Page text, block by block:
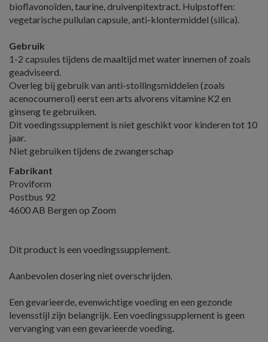
bioflavonoïden, taurine, druivenpitextract. Hulpstoffen:
vegetarische pullulan capsule, anti-klontermiddel (silica).
Gebruik
1-2 capsules tijdens de maaltijd met water innemen of zoals
geadviseerd.
Overleg bij gebruik van anti-stollingsmiddelen (zoals
acenocoumerol) eerst een arts alvorens vitamine K2 en
ginseng te gebruiken.
Dit voedingssupplement is niet geschikt voor kinderen tot 10
jaar.
Niet gebruiken tijdens de zwangerschap
Fabrikant
Proviform
Postbus 92
4600 AB Bergen op Zoom
Dit product is een voedingssupplement.
Aanbevolen dosering niet overschrijden.
Een gevarieerde, evenwichtige voeding en een gezonde
levensstijl zijn belangrijk. Een voedingssupplement is geen
vervanging van een gevarieerde voeding.